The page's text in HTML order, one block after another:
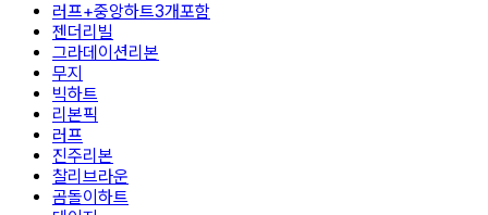
러프+중앙하트3개포함
젠더리빌
그라데이션리본
무지
빅하트
리본픽
러프
진주리본
찰리브라운
곰돌이하트